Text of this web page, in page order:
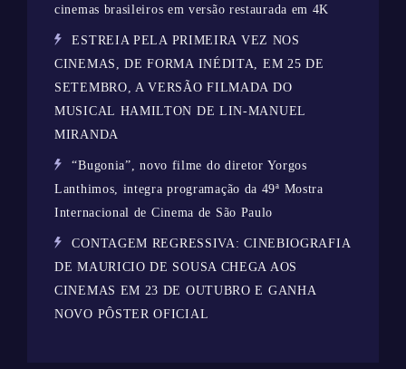
cinemas brasileiros em versão restaurada em 4K
ESTREIA PELA PRIMEIRA VEZ NOS
CINEMAS, DE FORMA INÉDITA, EM 25 DE
SETEMBRO, A VERSÃO FILMADA DO
MUSICAL HAMILTON DE LIN-MANUEL
MIRANDA
“Bugonia”, novo filme do diretor Yorgos
Lanthimos, integra programação da 49ª Mostra
Internacional de Cinema de São Paulo
CONTAGEM REGRESSIVA: CINEBIOGRAFIA
DE MAURICIO DE SOUSA CHEGA AOS
CINEMAS EM 23 DE OUTUBRO E GANHA
NOVO PÔSTER OFICIAL